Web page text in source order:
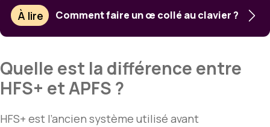
À lire Comment faire un œ collé au clavier ?
Quelle est la différence entre
HFS+ et APFS ?
HFS+ est l’ancien système utilisé avant